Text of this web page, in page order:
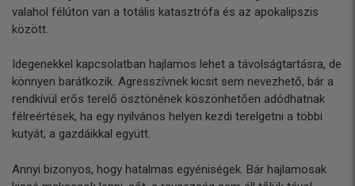
valahol félúton van a totális katasztrófa és az apokalipszis
között.
Idegenekkel kapcsolatban hajlamos lehet a távolságtartásra, de
könnyen barátkozik. Agresszívnek kicsit sem nevezhető, bár a
rendkívül erős terelő ösztönének köszönhetően adódhatnak
félreértések, ha egy nyilvános helyen kezdi terelgetni a többi
kutyát, a gazdáikkal együtt.
Annyi bizonyos, hogy hatalmas egyéniségek. Bár hajlamosak